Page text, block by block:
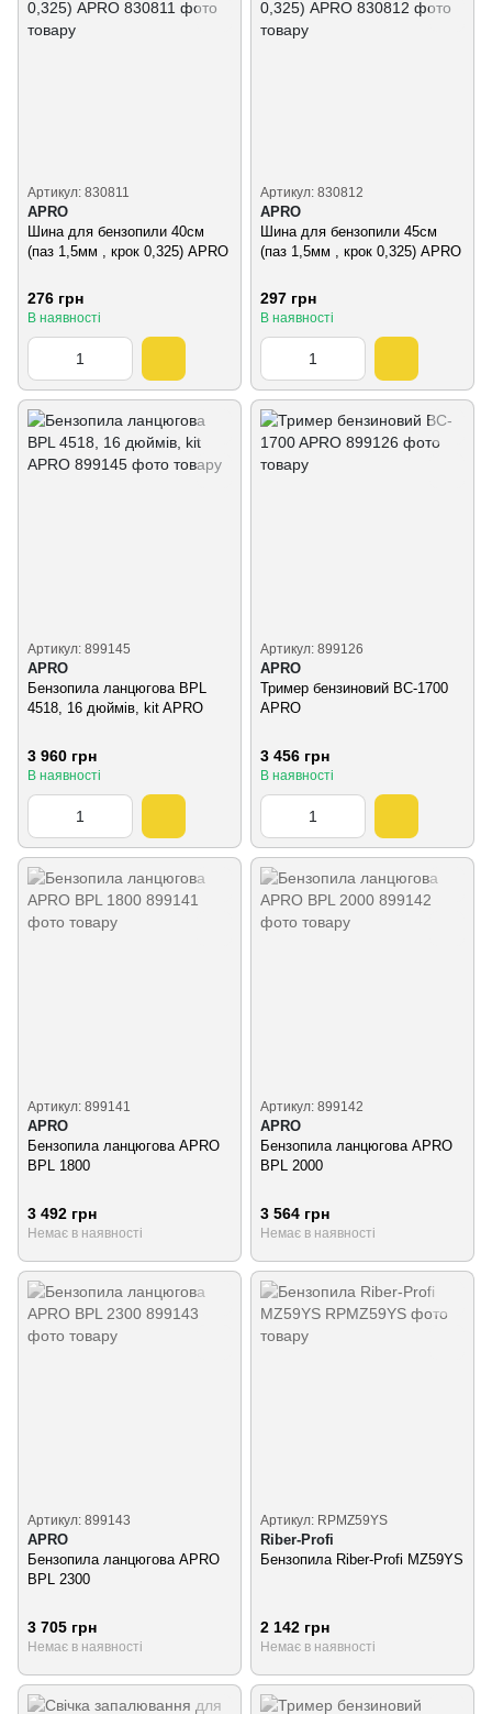
Артикул: 830811
APRO
Шина для бензопили 40см
(паз 1,5мм , крок 0,325) APRO
276 грн
В наявності
Артикул: 830812
APRO
Шина для бензопили 45см
(паз 1,5мм , крок 0,325) APRO
297 грн
В наявності
Артикул: 899145
APRO
Бензопила ланцюгова BPL
4518, 16 дюймів, kit APRO
3 960 грн
В наявності
Артикул: 899126
APRO
Тример бензиновий BC-1700
APRO
3 456 грн
В наявності
Артикул: 899141
APRO
Бензопила ланцюгова APRO
BPL 1800
3 492 грн
Немає в наявності
Артикул: 899142
APRO
Бензопила ланцюгова APRO
BPL 2000
3 564 грн
Немає в наявності
Артикул: 899143
APRO
Бензопила ланцюгова APRO
BPL 2300
3 705 грн
Немає в наявності
Артикул: RPMZ59YS
Riber-Profi
Бензопила Riber-Profi MZ59YS
2 142 грн
Немає в наявності